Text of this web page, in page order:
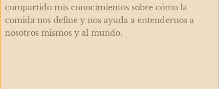
compartido mis conocimientos sobre cómo la
comida nos define y nos ayuda a entendernos a
nosotros mismos y al mundo.